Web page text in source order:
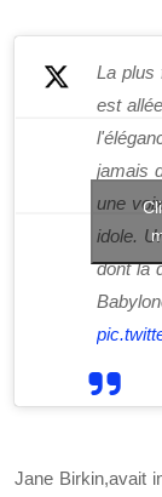
La plus
est
jamais
une
idole.
dont la
Jane Birkin,avait